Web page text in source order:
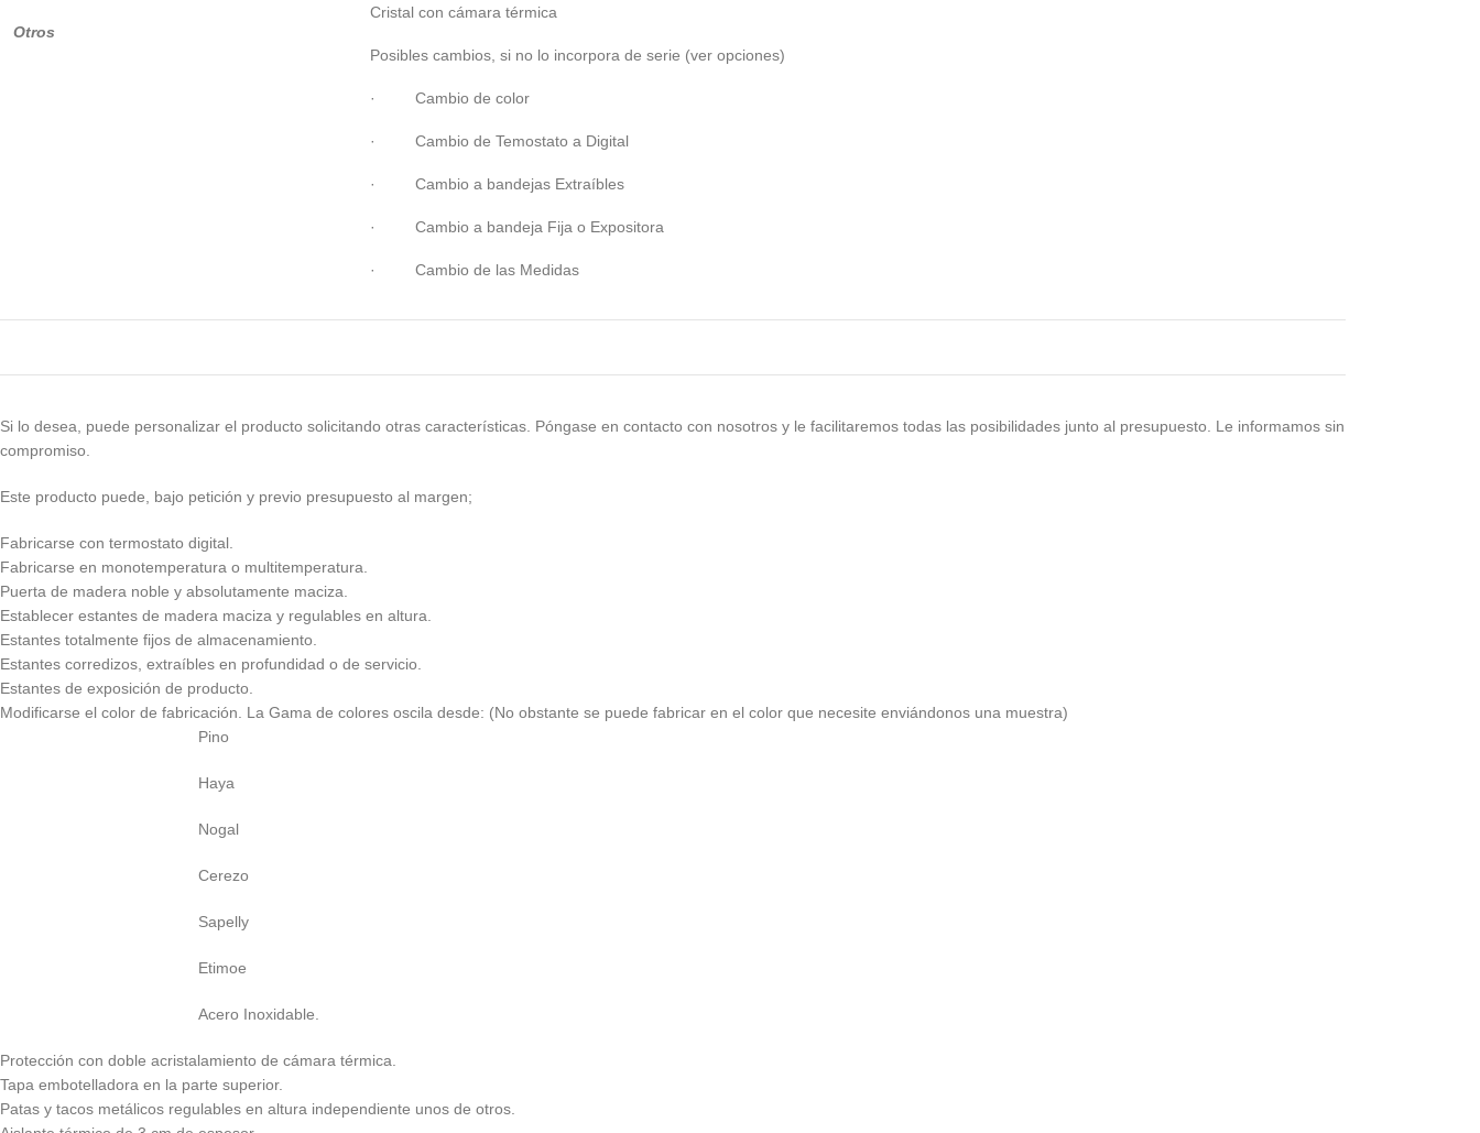
Otros
Cristal con cámara térmica
Posibles cambios, si no lo incorpora de serie (ver opciones)
· Cambio de color
· Cambio de Temostato a Digital
· Cambio a bandejas Extraíbles
· Cambio a bandeja Fija o Expositora
· Cambio de las Medidas
Si lo desea, puede personalizar el producto solicitando otras características. Póngase en contacto con nosotros y le facilitaremos todas las posibilidades junto al presupuesto. Le informamos sin
compromiso.
Este producto puede, bajo petición y previo presupuesto al margen;
Fabricarse con termostato digital.
Fabricarse en monotemperatura o multitemperatura.
Puerta de madera noble y absolutamente maciza.
Establecer estantes de madera maciza y regulables en altura.
Estantes totalmente fijos de almacenamiento.
Estantes corredizos, extraíbles en profundidad o de servicio.
Estantes de exposición de producto.
Modificarse el color de fabricación. La Gama de colores oscila desde: (No obstante se puede fabricar en el color que necesite enviándonos una muestra)
Pino
Haya
Nogal
Cerezo
Sapelly
Etimoe
Acero Inoxidable.
Protección con doble acristalamiento de cámara térmica.
Tapa embotelladora en la parte superior.
Patas y tacos metálicos regulables en altura independiente unos de otros.